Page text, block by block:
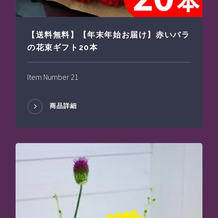
【送料無料】【年末年始お届け】赤いバラ
の花束ギフト20本
Item Number 21
商品詳細